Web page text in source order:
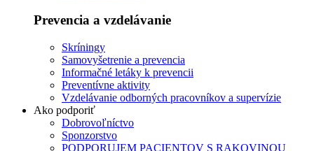
Prevencia a vzdelávanie
Skríningy
Samovyšetrenie a prevencia
Informačné letáky k prevencii
Preventívne aktivity
Vzdelávanie odborných pracovníkov a supervízie
Ako podporiť
Dobrovoľníctvo
Sponzorstvo
PODPORUJEM PACIENTOV S RAKOVINOU